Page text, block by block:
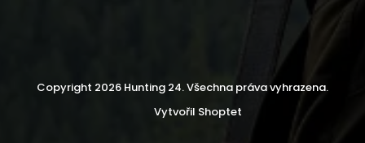
Vytvořil Shoptet
Copyright 2026 Hunting 24. Všechna práva vyhrazena.